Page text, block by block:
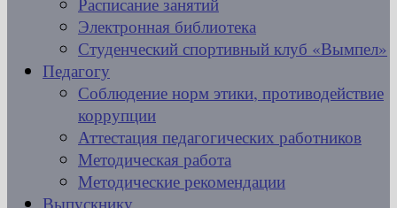
Электронная библиотека
Студенческий спортивный клуб «Вымпел»
Педагогу
Соблюдение норм этики, противодействие
коррупции
Аттестация педагогических работников
Методическая работа
Методические рекомендации
Выпускнику